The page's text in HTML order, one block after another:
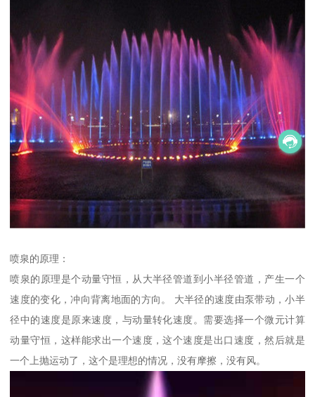
喷泉的原理：
喷泉的原理是个动量守恒，从大半径管道到小半径管道，产生一个
速度的变化，冲向背离地面的方向。 大半径的速度由泵带动，小半
径中的速度是原来速度，与动量转化速度。需要选择一个微元计算
动量守恒，这样能求出一个速度，这个速度是出口速度，然后就是
一个上抛运动了，这个是理想的情况，没有摩擦，没有风。